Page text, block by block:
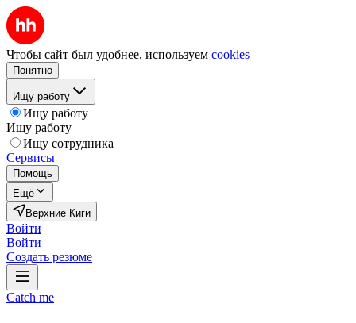
Чтобы сайт был удобнее, используем cookies
Понятно
Ищу работу
Ищу работу
Ищу работу
Ищу сотрудника
Сервисы
Помощь
Ещё
Верхние Киги
Войти
Войти
Создать резюме
Catch me